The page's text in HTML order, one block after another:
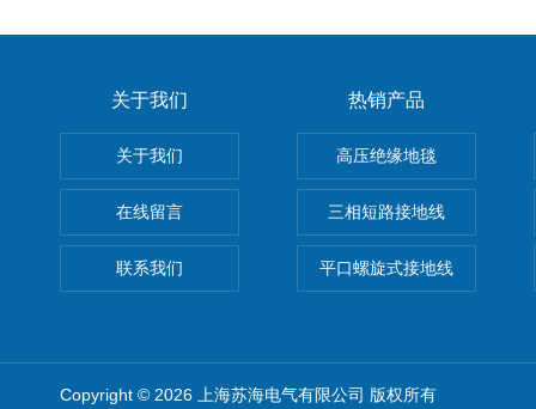
关于我们
关于我们
在线留言
联系我们
热销产品
高压绝缘地毯
三相短路接地线
平口螺旋式接地线
Copyright © 2026 上海苏海电气有限公司 版权所有